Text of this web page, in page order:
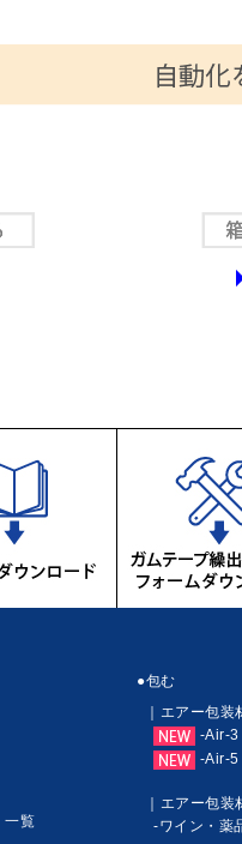
一覧
●包む
｜エアー包装
-Air-3
-Air-5
｜エアー包装
-ワイン・薬